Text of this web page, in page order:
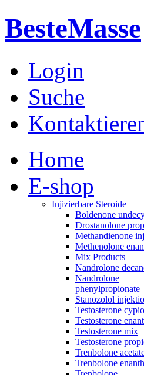
BesteMasse
Login
Suche
Home
E-shop
Injizierbare Steroide
Boldenone
Drostanolone
Methandienone
Methenolone
Mix Products
Nandrolone
Nandrolone
phenylpropionate
Stanozolol
Testosterone
Testosterone
Testosterone mix
Testosterone
Trenbolone
Trenbolone